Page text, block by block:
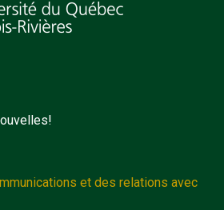
et des relations avec